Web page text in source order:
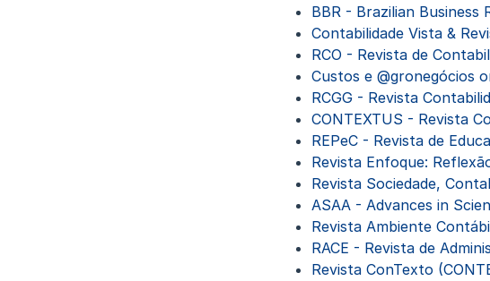
BBR - Brazilian Business
Contabilidade Vista &
RCO - Revista de
Custos e @gronegócios
RCGG - Revista
CONTEXTUS - Revista
REPeC - Revista de
Revista Enfoque:
Revista Sociedade,
ASAA - Advances in
Revista Ambiente
RACE - Revista de
Revista ConTexto